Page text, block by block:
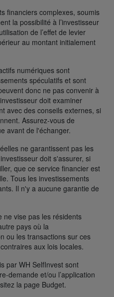
financiers complexes, soumis
la possibilité à l’investisseur
de l’effet de levier
au montant initialement
numériques sont
spéculatifs et sont
donc ne pas convenir à
doit examiner
avec des conseils externes, si
Assurez-vous de
avant de l'échanger.
ne garantissent pas les
doit s'assurer, si
que ce service financier est
Tous les investissements
Il n'y a aucune garantie de
ne vise pas les résidents
pays où la
ou les transactions sur ces
aux lois locales.
par WH SelfInvest sont
demande et/ou l’application
la page Budget.